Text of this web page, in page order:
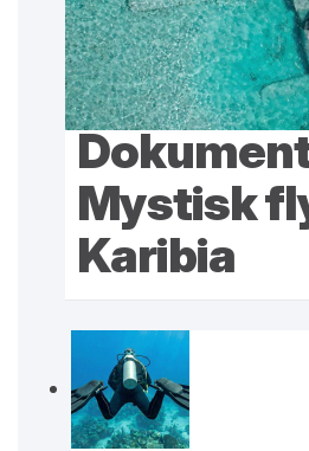
Mystisk
Karibia